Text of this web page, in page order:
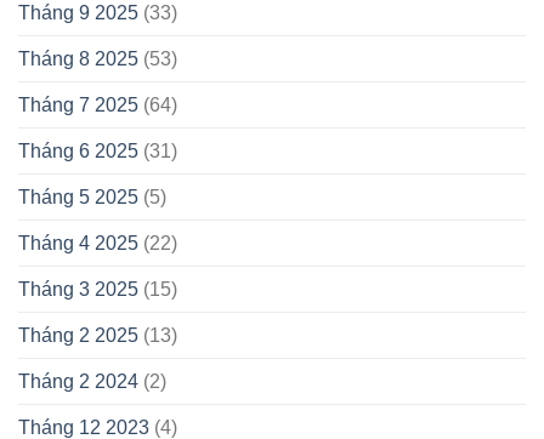
Tháng 9 2025 (33)
Tháng 8 2025 (53)
Tháng 7 2025 (64)
Tháng 6 2025 (31)
Tháng 5 2025 (5)
Tháng 4 2025 (22)
Tháng 3 2025 (15)
Tháng 2 2025 (13)
Tháng 2 2024 (2)
Tháng 12 2023 (4)